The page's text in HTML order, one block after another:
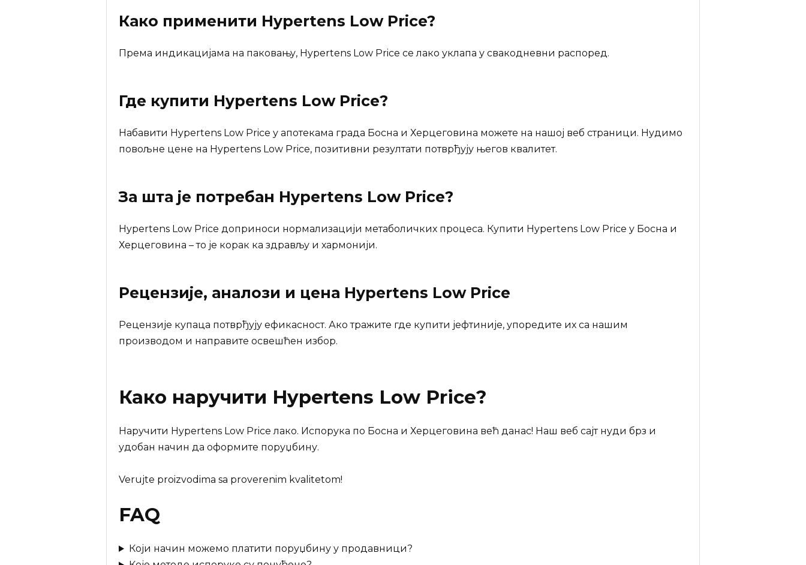
Како применити Hypertens Low Price?
Према индикацијама на паковању, Hypertens Low Price се лако уклапа у свакодневни распоред.
Где купити Hypertens Low Price?
Набавити Hypertens Low Price у апотекама града Босна и Херцеговина можете на нашој веб страници. Нудимо
повољне цене на Hypertens Low Price, позитивни резултати потврђују његов квалитет.
За шта је потребан Hypertens Low Price?
Hypertens Low Price доприноси нормализацији метаболичких процеса. Купити Hypertens Low Price у Босна и
Херцеговина – то је корак ка здрављу и хармонији.
Рецензије, аналози и цена Hypertens Low Price
Рецензије купаца потврђују ефикасност. Ако тражите где купити јефтиније, упоредите их са нашим
производом и направите освешћен избор.
Како наручити Hypertens Low Price?
Наручити Hypertens Low Price лакo. Испорука по Босна и Херцеговина већ данас! Наш веб сајт нуди брз и
удобан начин да оформите поруџбину.
Verujte proizvodima sa proverenim kvalitetom!
FAQ
Који начин можемо платити поруџбину у продавници?